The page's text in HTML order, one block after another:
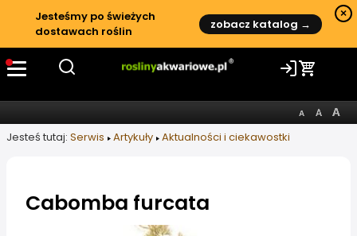
Jesteśmy po świeżych
dostawach roślin
zobacz katalog →
×
Jesteś tutaj: Serwis Artykuły Aktualności i ciekawostki
Cabomba furcata